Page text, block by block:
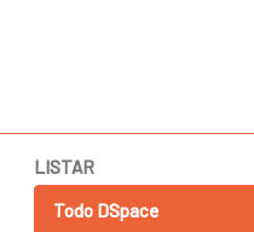
LISTAR
Todo DSpace